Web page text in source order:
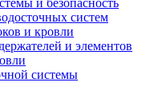
и безопасность
систем
и кровли
и элементов
системы